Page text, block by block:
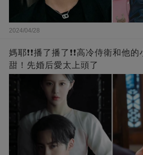
2024/04/28
媽耶❗❗播了播了❗❗高冷侍衛和他
甜！先婚后愛太上頭了